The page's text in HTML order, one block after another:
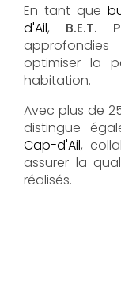
En tant que
d'Ail, B.E.T.
optimiser la
habitation.
Avec plus de
distingue
Cap-d'Ail,
assurer la
réalisés.